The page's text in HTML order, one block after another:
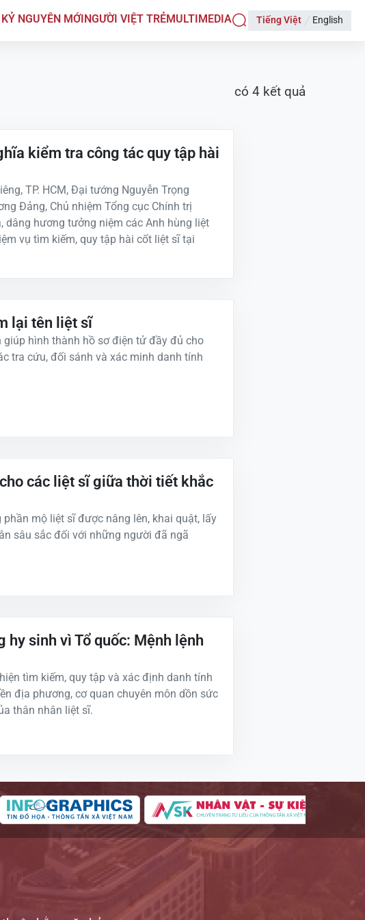
NGUYÊN MỚINGƯỜI VIỆT TRẺMULTIMEDIA Tiếng Việt English
có 4 kết quả
kiểm tra công tác quy tập hài
TP. HCM, Đại tướng Nguyễn Trọng
Đảng, Chủ nhiệm Tổng cục Chính trị
dâng hương tưởng niệm các Anh hùng liệt
vụ tìm kiếm, quy tập hài cốt liệt sĩ tại
lại tên liệt sĩ
hình thành hồ sơ điện tử đầy đủ cho
tra cứu, đối sánh và xác minh danh tính
các liệt sĩ giữa thời tiết khắc
mộ liệt sĩ được nâng lên, khai quật, lấy
sâu sắc đối với những người đã ngã
sinh vì Tổ quốc: Mệnh lệnh
tìm kiếm, quy tập và xác định danh tính
địa phương, cơ quan chuyên môn dồn sức
thân nhân liệt sĩ.